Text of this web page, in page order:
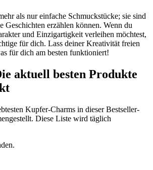
als nur einfache Schmuckstücke; sie sind
Geschichten⁢ erzählen können.​ Wenn du
und Einzigartigkeit verleihen möchtest,
für dich. Lass deiner Kreativität freien
für dich am ⁣besten funktioniert!
aktuell ⁤besten Produkte
Kupfer-Charms​ in dieser⁤ Bestseller-
⁢Diese Liste⁢ wird⁣ täglich